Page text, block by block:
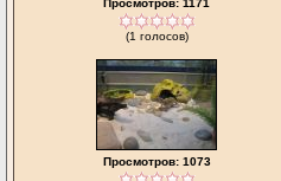
Просмотров: 1171
(1 голосов)
Просмотров: 1073